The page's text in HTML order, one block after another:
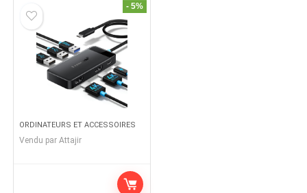
- 5%
ORDINATEURS ET ACCESSOIRES
Vendu par Attajir